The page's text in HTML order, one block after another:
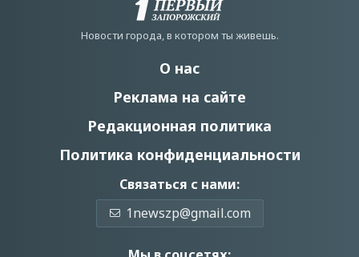
Новости города, в котором ты живешь.
О нас
Реклама на сайте
Редакционная политика
Политика конфиденциальности
Связаться с нами:
1newszp@gmail.com